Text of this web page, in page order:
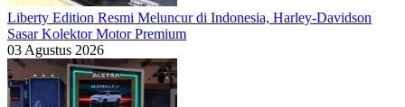
Liberty Edition Resmi Meluncur di Indonesia, Harley-Davidson
Sasar Kolektor Motor Premium
03 Agustus 2026